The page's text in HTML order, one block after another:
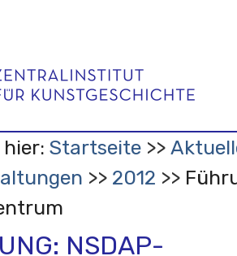
hier: Startseite
2012
NSDAP-